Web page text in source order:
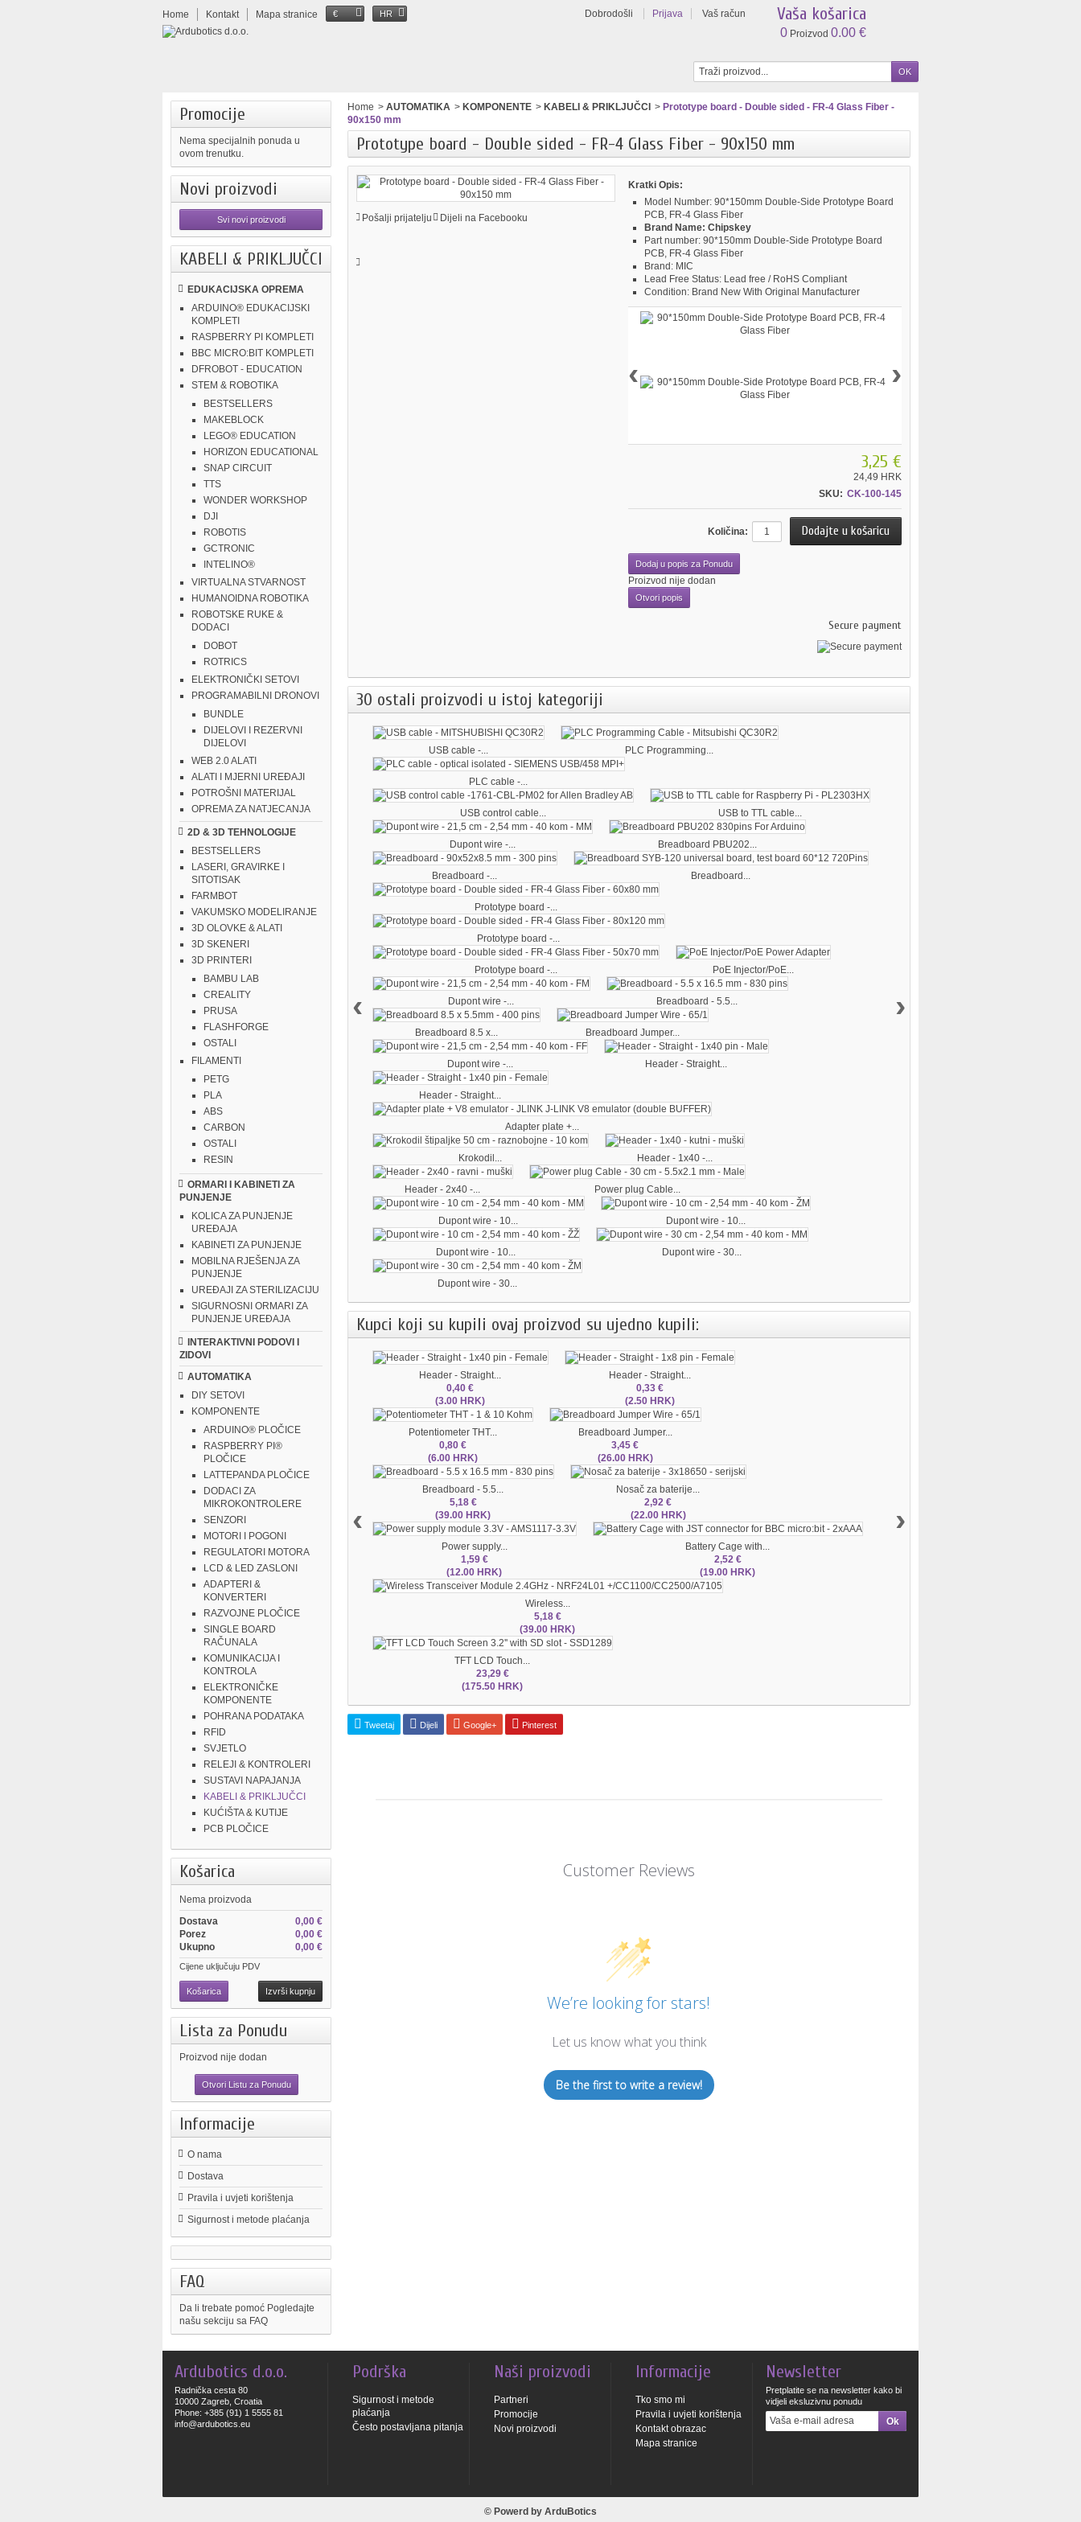
Home Kontakt Mapa stranice € HR Dobrodošli Prijava Vaš račun Vaša košarica
0 Proizvod 0.00 €
Promocije
Nema specijalnih ponuda u
ovom trenutku.
Novi proizvodi
Svi novi proizvodi
KABELI & PRIKLJUČCI
EDUKACIJSKA OPREMA
ARDUINO® EDUKACIJSKI
KOMPLETI
RASPBERRY PI KOMPLETI
BBC MICRO:BIT KOMPLETI
DFROBOT - EDUCATION
STEM & ROBOTIKA
BESTSELLERS
MAKEBLOCK
LEGO® EDUCATION
HORIZON EDUCATIONAL
SNAP CIRCUIT
TTS
WONDER WORKSHOP
DJI
ROBOTIS
GCTRONIC
INTELINO®
VIRTUALNA STVARNOST
HUMANOIDNA ROBOTIKA
ROBOTSKE RUKE &
DODACI
DOBOT
ROTRICS
ELEKTRONIČKI SETOVI
PROGRAMABILNI DRONOVI
BUNDLE
DIJELOVI I REZERVNI
DIJELOVI
WEB 2.0 ALATI
ALATI I MJERNI UREĐAJI
POTROŠNI MATERIJAL
OPREMA ZA NATJECANJA
2D & 3D TEHNOLOGIJE
BESTSELLERS
LASERI, GRAVIRKE I
SITOTISAK
FARMBOT
VAKUMSKO MODELIRANJE
3D OLOVKE & ALATI
3D SKENERI
3D PRINTERI
BAMBU LAB
CREALITY
PRUSA
FLASHFORGE
OSTALI
FILAMENTI
PETG
PLA
ABS
CARBON
OSTALI
RESIN
ORMARI I KABINETI ZA
PUNJENJE
KOLICA ZA PUNJENJE
UREĐAJA
KABINETI ZA PUNJENJE
MOBILNA RJEŠENJA ZA
PUNJENJE
UREĐAJI ZA STERILIZACIJU
SIGURNOSNI ORMARI ZA
PUNJENJE UREĐAJA
INTERAKTIVNI PODOVI I
ZIDOVI
AUTOMATIKA
DIY SETOVI
KOMPONENTE
ARDUINO® PLOČICE
RASPBERRY PI®
PLOČICE
LATTEPANDA PLOČICE
DODACI ZA
MIKROKONTROLERE
SENZORI
MOTORI I POGONI
REGULATORI MOTORA
LCD & LED ZASLONI
ADAPTERI &
KONVERTERI
RAZVOJNE PLOČICE
SINGLE BOARD
RAČUNALA
KOMUNIKACIJA I
KONTROLA
ELEKTRONIČKE
KOMPONENTE
POHRANA PODATAKA
RFID
SVJETLO
RELEJI & KONTROLERI
SUSTAVI NAPAJANJA
KABELI & PRIKLJUČCI
KUĆIŠTA & KUTIJE
PCB PLOČICE
Košarica
Nema proizvoda
0,00 €
Dostava
0,00 €
Porez
0,00 €
Ukupno
Cijene uključuju PDV
Košarica Izvrši kupnju
Lista za Ponudu
Proizvod nije dodan
Otvori Listu za Ponudu
Informacije
O nama
Dostava
Pravila i uvjeti korištenja
Sigurnost i metode plaćanja
FAQ
Da li trebate pomoć Pogledajte
našu sekciju sa FAQ
Home > AUTOMATIKA > KOMPONENTE > KABELI & PRIKLJUČCI > Prototype board - Double sided - FR-4 Glass Fiber -
90x150 mm
Prototype board - Double sided - FR-4 Glass Fiber - 90x150 mm
Pošalji prijatelju Dijeli na Facebooku
Kratki Opis:
Model Number:90*150mm Double-Side Prototype Board
PCB, FR-4 Glass Fiber
Brand Name: Chipskey
Part number:90*150mm Double-Side Prototype Board
PCB, FR-4 Glass Fiber
Brand: MIC
Lead Free Status: Lead free / RoHS Compliant
Condition: Brand New With Original Manufacturer
‹ ›
3,25 €
24,49 HRK
SKU: CK-100-145
Količina:
Dodaj u popis za Ponudu
Proizvod nije dodan
Otvori popis
Secure payment
30 ostali proizvodi u istoj kategoriji
USB cable -... PLC Programming...
PLC cable -...
USB control cable... USB to TTL cable...
Dupont wire -... Breadboard PBU202...
Breadboard -... Breadboard...
Prototype board -...
Prototype board -...
Prototype board -... PoE Injector/PoE...
Dupont wire -... Breadboard - 5.5...
Breadboard 8.5 x... Breadboard Jumper...
Dupont wire -... Header - Straight...
Header - Straight...
Adapter plate +...
Krokodil... Header - 1x40 -...
Header - 2x40 -... Power plug Cable...
Dupont wire - 10... Dupont wire - 10...
Dupont wire - 10... Dupont wire - 30...
Dupont wire - 30...
‹ ›
Kupci koji su kupili ovaj proizvod su ujedno kupili:
Header - Straight...
0,40 €
(3.00 HRK)
Header - Straight...
0,33 €
(2.50 HRK)
Potentiometer THT...
0,80 €
(6.00 HRK)
Breadboard Jumper...
3,45 €
(26.00 HRK)
Breadboard - 5.5...
5,18 €
(39.00 HRK)
Nosač za baterije...
2,92 €
(22.00 HRK)
Power supply...
1,59 €
(12.00 HRK)
Battery Cage with...
2,52 €
(19.00 HRK)
Wireless...
5,18 €
(39.00 HRK)
TFT LCD Touch...
23,29 €
(175.50 HRK)
‹ ›
Tweetaj Dijeli Google+ Pinterest
Customer Reviews
We’re looking for stars!
Let us know what you think
Be the first to write a review!
Ardubotics d.o.o.
Radnička cesta 80
10000 Zagreb, Croatia
Phone: +385 (91) 1 5555 81
info@ardubotics.eu
Podrška
Sigurnost i metode
plaćanja
Često postavljana pitanja
Naši proizvodi
Partneri
Promocije
Novi proizvodi
Informacije
Tko smo mi
Pravila i uvjeti korištenja
Kontakt obrazac
Mapa stranice
Newsletter
Pretplatite se na newsletter kako bi
vidjeli eksluzivnu ponudu
© Powerd by ArduBotics